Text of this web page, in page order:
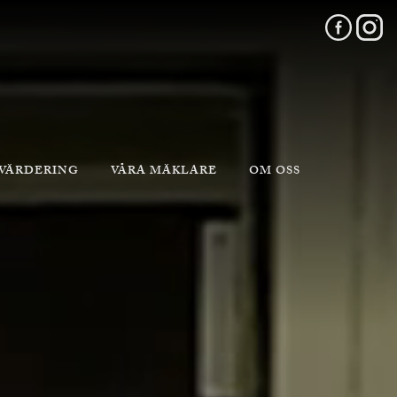
VÅRA MÄKLARE OM OSS